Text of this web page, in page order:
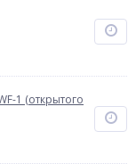
1 (открытого